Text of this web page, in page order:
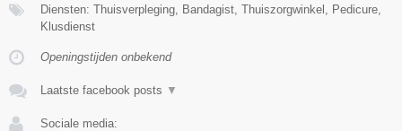
Diensten: Thuisverpleging, Bandagist, Thuiszorgwinkel, Pedicure,
Klusdienst
Openingstijden onbekend
Laatste facebook posts ▼
Sociale media: